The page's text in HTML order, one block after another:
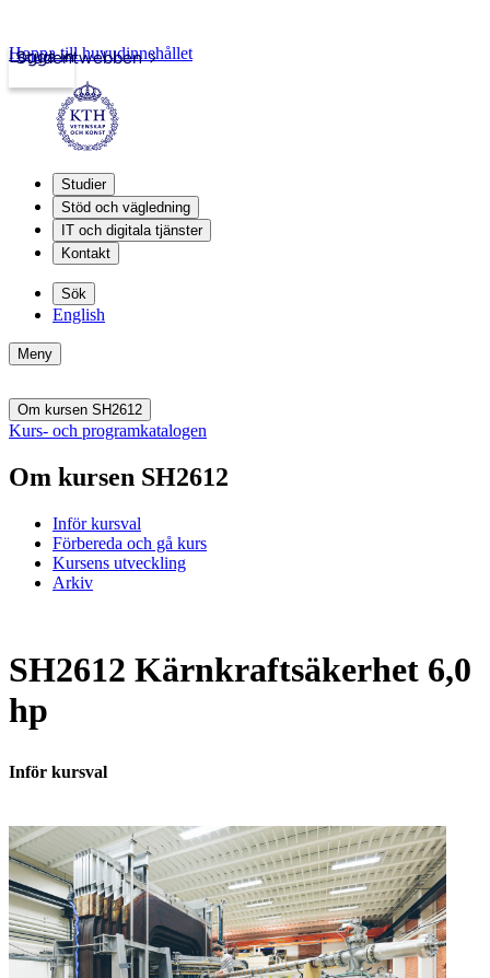
Studentwebben
Logga in
Hoppa till huvudinnehållet
Studier
Stöd och vägledning
IT och digitala tjänster
Kontakt
Sök
English
Meny
Om kursen SH2612
Kurs- och programkatalogen
Om kursen SH2612
Inför kursval
Förbereda och gå kurs
Kursens utveckling
Arkiv
SH2612 Kärnkraftsäkerhet 6,0
hp
Inför kursval